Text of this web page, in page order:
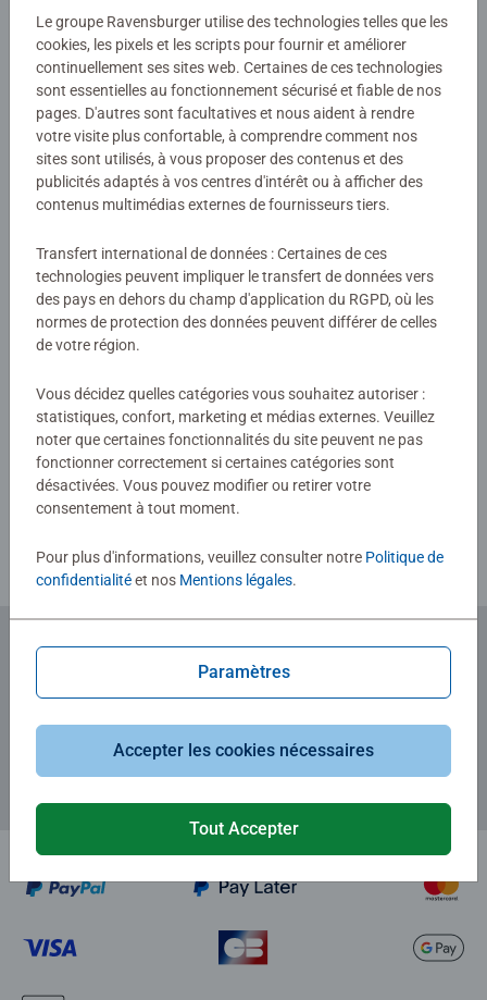
qualité. Chaque pièce de puzzle, découpée à la main, a sa
propre forme, elle est ainsi unique, et permet un
assemblage parfait.
Le plaisir du puzzle adapté à chaque âge, avec support
inclus.
Faire des puzzles est bien plus qu’un simple jeu : c’est une
activité ludique qui permet aux enfants d’exercer leur
logique, tout en s’amusant. En parallèle, ils développent
leur coordination œil-main ainsi que leur patience.
Des puzzles au bon niveau de difficulté permettent à
l’enfant de relever des défis à sa portée, renforcent sa
étape !
Avec la vaste collection de puzzles Ravensburger – de 2 à
300 pièces – et des illustrations issues de leurs univers
préférés, chaque enfant trouvera le puzzle qui lui
La sécurité de tous les matériaux utilisés est
enfants adorent, avec des thèmes, un nombre de pièces et
des tailles parfaitement adaptés à chaque âge.
EAN:
4005555041559
Avertissements et informations du fabricant
Produits similaires
Aucune évaluation n'a encore été
soumise
0/0
Rédiger une évaluation
Consignes d'évaluation
Abonnez-vous à notre newsletter
Le groupe Ravensburger utilise des technologies telles que les
cookies, les pixels et les scripts pour fournir et améliorer
continuellement ses sites web. Certaines de ces technologies
sont essentielles au fonctionnement sécurisé et fiable de nos
pages. D'autres sont facultatives et nous aident à rendre
votre visite plus confortable, à comprendre comment nos
sites sont utilisés, à vous proposer des contenus et des
publicités adaptés à vos centres d'intérêt ou à afficher des
contenus multimédias externes de fournisseurs tiers.
Transfert international de données : Certaines de ces
technologies peuvent impliquer le transfert de données vers
des pays en dehors du champ d'application du RGPD, où les
normes de protection des données peuvent différer de celles
de votre région.
Vous décidez quelles catégories vous souhaitez autoriser :
statistiques, confort, marketing et médias externes. Veuillez
noter que certaines fonctionnalités du site peuvent ne pas
fonctionner correctement si certaines catégories sont
désactivées. Vous pouvez modifier ou retirer votre
consentement à tout moment.
Pour plus d'informations, veuillez consulter notre Politique de
confidentialitéet nos Mentions légales.
Paramètres
Accepter les cookies nécessaires
Tout Accepter